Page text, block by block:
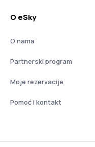
O eSky
O nama
Partnerski program
Moje rezervacije
Pomoć i kontakt